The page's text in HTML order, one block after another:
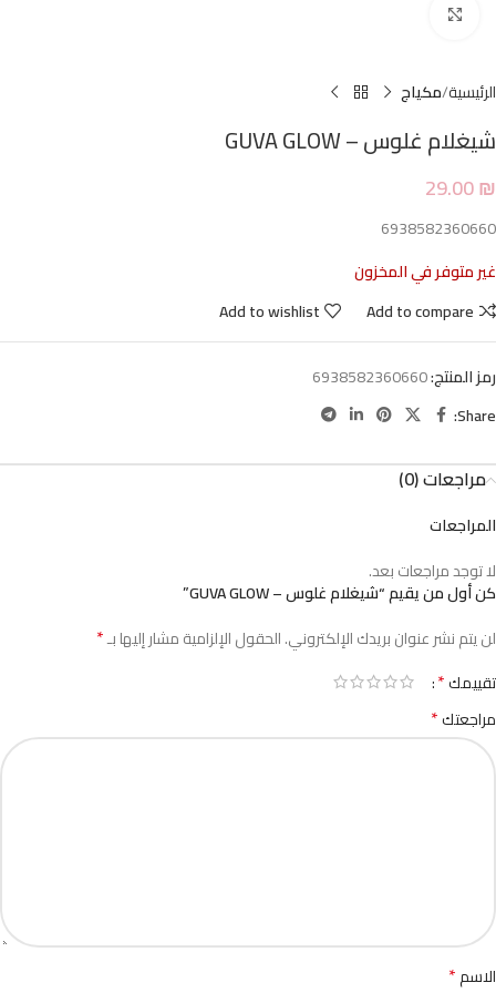
الرئيسية مكياج
شيغلام غلوس – GUVA GLOW
29.00₪
6938582360660
غير متوفر في المخزون
Add to compare
Add to wishlist
رمز المنتج:6938582360660
Share:
مراجعات (0)
المراجعات
لا توجد مراجعات بعد.
كن أول من يقيم “شيغلام غلوس – GUVA GLOW”
لن يتم نشر عنوان بريدك الإلكتروني.الحقول الإلزامية مشار إليها بـ*
تقييمك*
مراجعتك*
الاسم*